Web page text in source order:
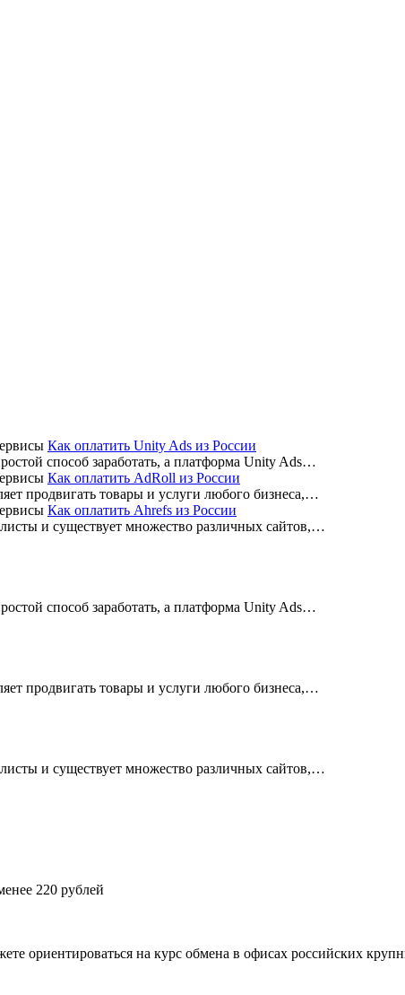
Как оплатить Unity Ads из России
способ заработать, а платформа Unity Ads…
Как оплатить AdRoll из России
продвигать товары и услуги любого бизнеса,…
Как оплатить Ahrefs из России
и существует множество различных сайтов,…
способ заработать, а платформа Unity Ads…
продвигать товары и услуги любого бизнеса,…
и существует множество различных сайтов,…
220 рублей
ориентироваться на курс обмена в офисах российских